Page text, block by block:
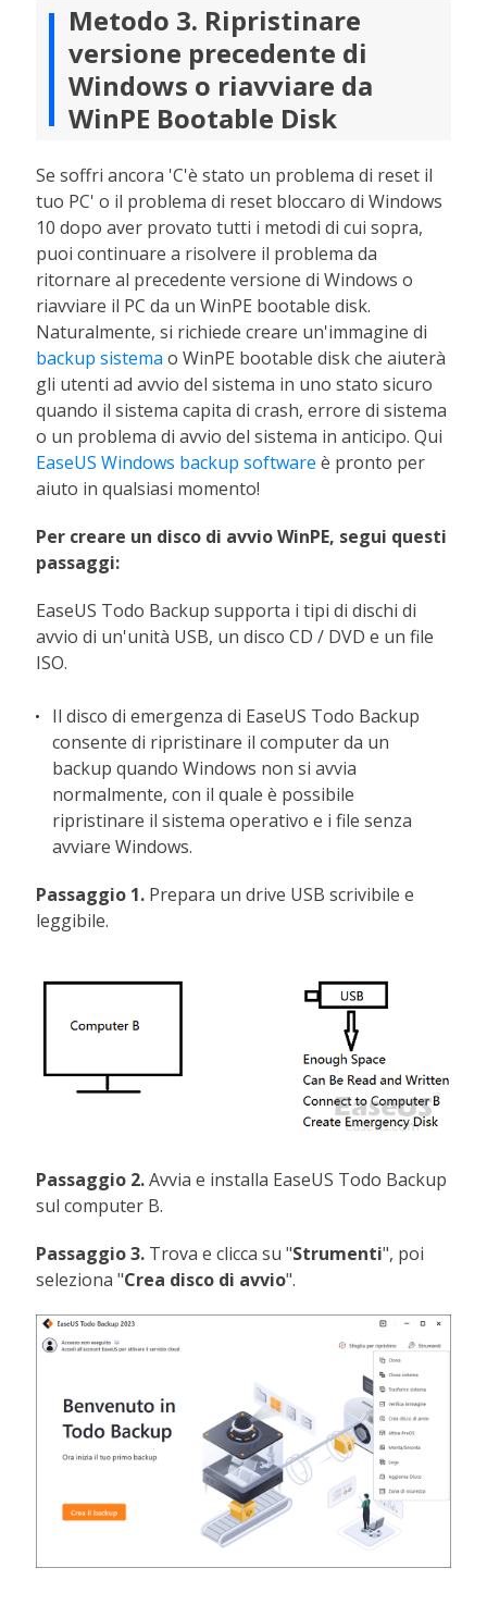
Metodo 3. Ripristinare
versione precedente di
Windows o riavviare da
WinPE Bootable Disk
Se soffri ancora 'C'è stato un problema di reset il
tuo PC' o il problema di reset bloccaro di Windows
10 dopo aver provato tutti i metodi di cui sopra,
puoi continuare a risolvere il problema da
ritornare al precedente versione di Windows o
riavviare il PC da un WinPE bootable disk.
Naturalmente, si richiede creare un'immagine di
backup sistema o WinPE bootable disk che aiuterà
gli utenti ad avvio del sistema in uno stato sicuro
quando il sistema capita di crash, errore di sistema
o un problema di avvio del sistema in anticipo. Qui
EaseUS Windows backup software è pronto per
aiuto in qualsiasi momento!
Per creare un disco di avvio WinPE, segui questi
passaggi:
EaseUS Todo Backup supporta i tipi di dischi di
avvio di un'unità USB, un disco CD / DVD e un file
ISO.
Il disco di emergenza di EaseUS Todo Backup
consente di ripristinare il computer da un
backup quando Windows non si avvia
normalmente, con il quale è possibile
ripristinare il sistema operativo e i file senza
avviare Windows.
Passaggio 1. Prepara un drive USB scrivibile e
leggibile.
Passaggio 2.Avvia e installa EaseUS Todo Backup
sul computer B.
Passaggio 3. Trova e clicca su "Strumenti", poi
seleziona "Crea disco di avvio".